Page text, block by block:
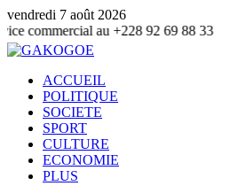
vendredi 7 août 2026
au +228 92 69 88 33
ACCUEIL
POLITIQUE
SOCIETE
SPORT
CULTURE
ECONOMIE
PLUS